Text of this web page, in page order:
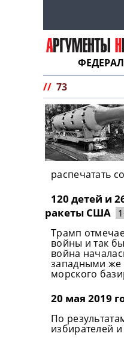
// 73
распечатать
120 детей и
ракеты США
Трамп
войны и так
война
западными же
морского
20 мая 2019
По
избирателей